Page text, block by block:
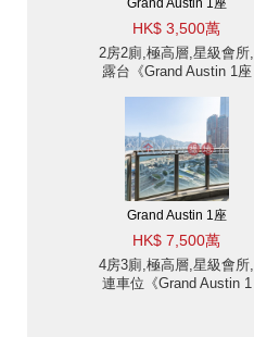
Grand Austin 1座
HK$ 3,500萬
2房2廁,極高層,星級會所,
露台《Grand Austin 1座
Grand Austin 1座
HK$ 7,500萬
4房3廁,極高層,星級會所,
連車位《Grand Austin 1